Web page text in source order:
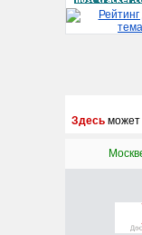
Здесь может